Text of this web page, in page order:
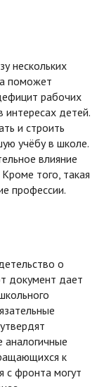
нескольких
поможет
рабочих
интересах детей.
и строить
учёбу в школе.
влияние
того, такая
профессии.
о
документ дает
к
с фронта могут